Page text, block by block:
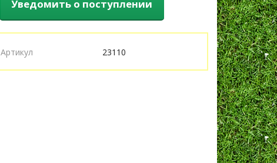
Уведомить о поступлении
Артикул 23110